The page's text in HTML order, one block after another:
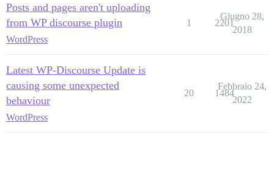
Posts and pages aren't uploading
from WP discourse plugin
WordPress
1 2201
Giugno 28,
2018
Latest WP-Discourse Update is
causing some unexpected
behaviour
WordPress
20 1484
Febbraio 24,
2022